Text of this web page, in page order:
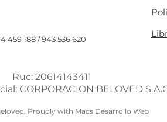
Ruc: 20614143411
CORPORACION BELOVED
188 / 943 536 620
Proudly with Macs Desarrollo Web